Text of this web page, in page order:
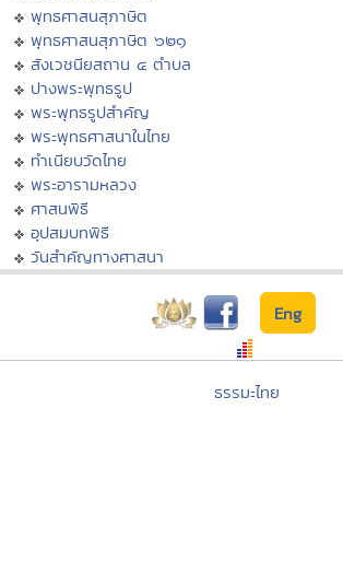
พุทธศาสนสุภาษิต
พุทธศาสนสุภาษิต ๖๒๑
สังเวชนียสถาน ๔ ตำบล
ปางพระพุทธรูป
พระพุทธรูปสำคัญ
พระพุทธศาสนาในไทย
ทำเนียบวัดไทย
พระอารามหลวง
ศาสนพิธี
อุปสมบทพิธี
วันสำคัญทางศาสนา
Eng
ธรรมะไทย